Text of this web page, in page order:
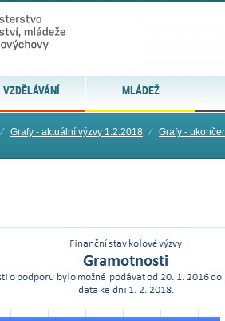
VZDĚLÁVÁNÍ MLÁDEŽ
⁄ Grafy - aktuální výzvy 1.2.2018 ⁄ Grafy -